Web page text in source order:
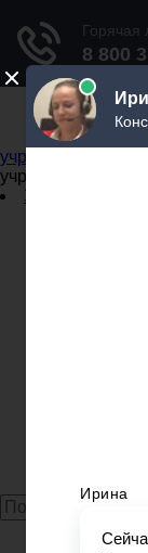
Не
учреждений
учреждений
Задать вопрос
Главная